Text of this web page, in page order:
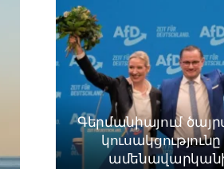
Գերմանիայում